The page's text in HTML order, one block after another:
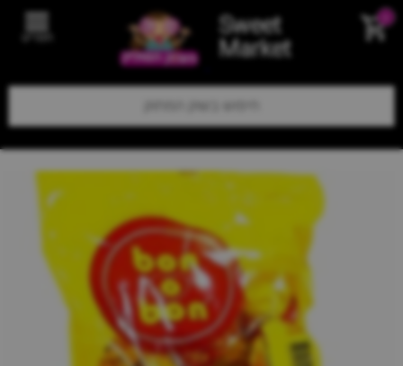
Sweet
Market תפריט